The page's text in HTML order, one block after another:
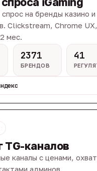
на бренды казино и
Clickstream, Chrome UX,
мес.
2371
БРЕНДОВ
41
TG-каналов
каналы с ценами,
админов.